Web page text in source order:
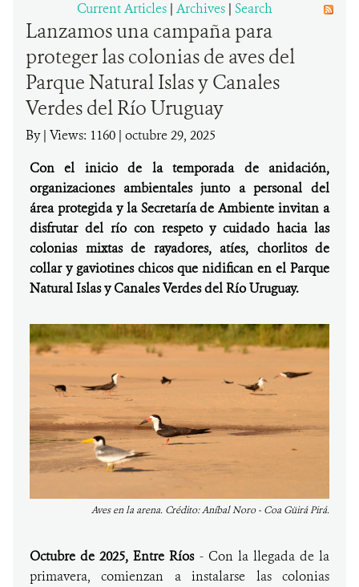
DONA
Current Articles | Archives | Search
Lanzamos una campaña para
proteger las colonias de aves del
Parque Natural Islas y Canales
Verdes del Río Uruguay
By| Views: 1160 | octubre 29, 2025
Con el inicio de la temporada de anidación,
organizaciones ambientales junto a personal del
área protegida y la Secretaría de Ambiente invitan a
disfrutar del río con respeto y cuidado hacia las
colonias mixtas de rayadores, atíes, chorlitos de
collar y gaviotines chicos que nidifican en el Parque
Natural Islas y Canales Verdes del Río Uruguay.
Aves en la arena. Crédito: Aníbal Noro - Coa Güirá Pirá.
Octubre de 2025, Entre Ríos- Con la llegada de la
primavera, comienzan a instalarse las colonias